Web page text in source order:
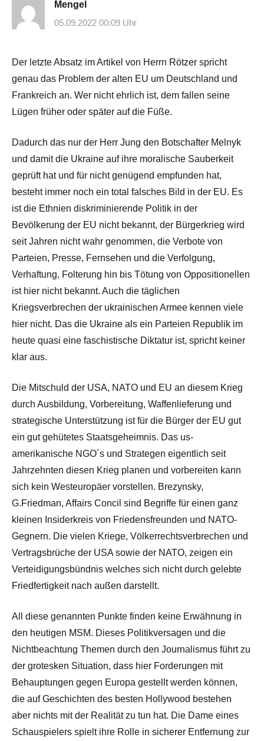
Mengel
05.09.2022 00:09 Uhr
Der letzte Absatz im Artikel von Herrn Rötzer spricht
genau das Problem der alten EU um Deutschland und
Frankreich an. Wer nicht ehrlich ist, dem fallen seine
Lügen früher oder später auf die Füße.
Dadurch das nur der Herr Jung den Botschafter Melnyk
und damit die Ukraine auf ihre moralische Sauberkeit
geprüft hat und für nicht genügend empfunden hat,
besteht immer noch ein total falsches Bild in der EU. Es
ist die Ethnien diskriminierende Politik in der
Bevölkerung der EU nicht bekannt, der Bürgerkrieg wird
seit Jahren nicht wahr genommen, die Verbote von
Parteien, Presse, Fernsehen und die Verfolgung,
Verhaftung, Folterung hin bis Tötung von Oppositionellen
ist hier nicht bekannt. Auch die täglichen
Kriegsverbrechen der ukrainischen Armee kennen viele
hier nicht. Das die Ukraine als ein Parteien Republik im
heute quasi eine faschistische Diktatur ist, spricht keiner
klar aus.
Die Mitschuld der USA, NATO und EU an diesem Krieg
durch Ausbildung, Vorbereitung, Waffenlieferung und
strategische Unterstützung ist für die Bürger der EU gut
ein gut gehütetes Staatsgeheimnis. Das us-
amerikanische NGO´s und Strategen eigentlich seit
Jahrzehnten diesen Krieg planen und vorbereiten kann
sich kein Westeuropäer vorstellen. Brezynsky,
G.Friedman, Affairs Concil sind Begriffe für einen ganz
kleinen Insiderkreis von Friedensfreunden und NATO-
Gegnern. Die vielen Kriege, Völkerrechtsverbrechen und
Vertragsbrüche der USA sowie der NATO, zeigen ein
Verteidigungsbündnis welches sich nicht durch gelebte
Friedfertigkeit nach außen darstellt.
All diese genannten Punkte finden keine Erwähnung in
den heutigen MSM. Dieses Politikversagen und die
Nichtbeachtung Themen durch den Journalismus führt zu
der grotesken Situation, dass hier Forderungen mit
Behauptungen gegen Europa gestellt werden können,
die auf Geschichten des besten Hollywood bestehen
aber nichts mit der Realität zu tun hat. Die Dame eines
Schauspielers spielt ihre Rolle in sicherer Entfernung zur